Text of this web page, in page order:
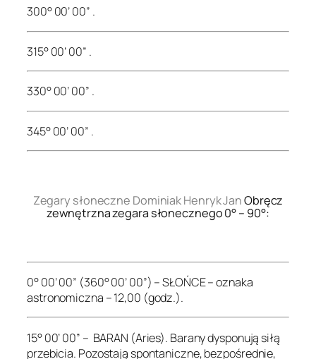
300° 00’ 00” .
315° 00’ 00” .
330° 00’ 00” .
345° 00’ 00” .
Zegary słoneczne Dominiak Henryk JanObręcz
zewnętrzna zegara słonecznego 0° – 90°:
0° 00’ 00” (360° 00’ 00”) – SŁOŃCE – oznaka
astronomiczna – 12,00 (godz.).
15° 00’ 00” – BARAN (Aries). Barany dysponują siłą
przebicia. Pozostają spontaniczne, bezpośrednie,